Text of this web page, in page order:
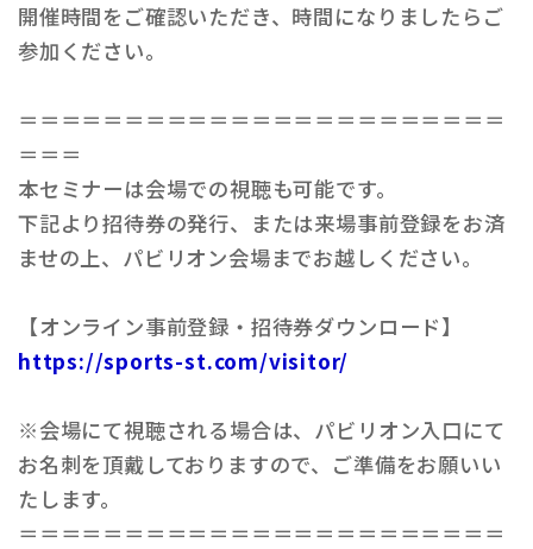
開催時間をご確認いただき、時間になりましたらご
参加ください。
＝＝＝＝＝＝＝＝＝＝＝＝＝＝＝＝＝＝＝＝＝＝＝
＝＝＝
本セミナーは会場での視聴も可能です。
下記より招待券の発行、または来場事前登録をお済
ませの上、パビリオン会場までお越しください。
【オンライン事前登録・招待券ダウンロード】
https://sports-st.com/visitor/
※会場にて視聴される場合は、パビリオン入口にて
お名刺を頂戴しておりますので、ご準備をお願いい
たします。
＝＝＝＝＝＝＝＝＝＝＝＝＝＝＝＝＝＝＝＝＝＝＝